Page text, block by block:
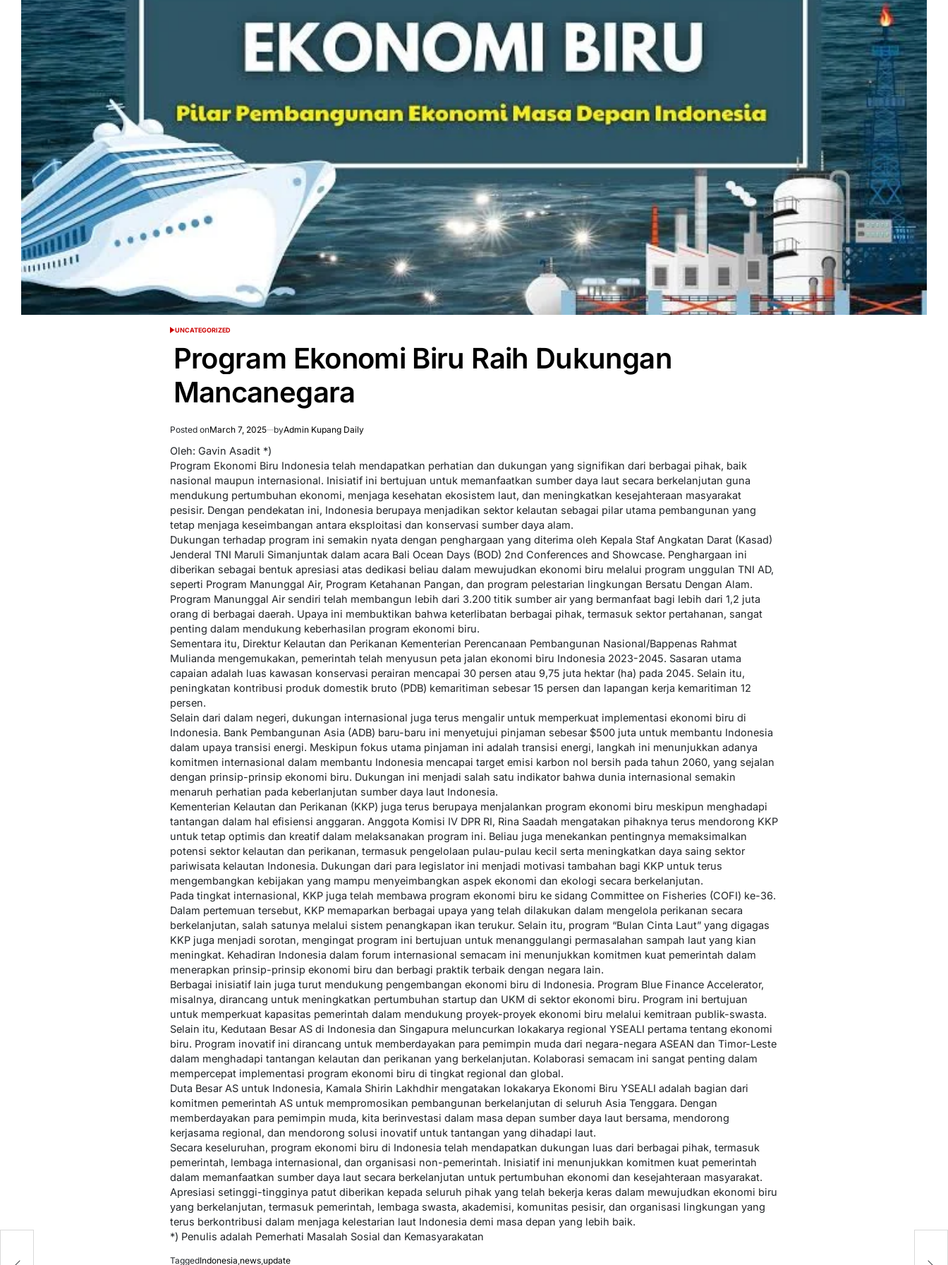
POSTED
UNCATEGORIZED
Program Ekonomi Biru Raih Dukungan
Mancanegara
Posted onMarch 7, 2025 byAdmin Kupang Daily
Oleh: Gavin Asadit *)
Program Ekonomi Biru Indonesia telah mendapatkan perhatian dan dukungan yang signifikan dari berbagai pihak, baik
nasional maupun internasional. Inisiatif ini bertujuan untuk memanfaatkan sumber daya laut secara berkelanjutan guna
mendukung pertumbuhan ekonomi, menjaga kesehatan ekosistem laut, dan meningkatkan kesejahteraan masyarakat
pesisir. Dengan pendekatan ini, Indonesia berupaya menjadikan sektor kelautan sebagai pilar utama pembangunan yang
tetap menjaga keseimbangan antara eksploitasi dan konservasi sumber daya alam.
Dukungan terhadap program ini semakin nyata dengan penghargaan yang diterima oleh Kepala Staf Angkatan Darat (Kasad)
Jenderal TNI Maruli Simanjuntak dalam acara Bali Ocean Days (BOD) 2nd Conferences and Showcase. Penghargaan ini
diberikan sebagai bentuk apresiasi atas dedikasi beliau dalam mewujudkan ekonomi biru melalui program unggulan TNI AD,
seperti Program Manunggal Air, Program Ketahanan Pangan, dan program pelestarian lingkungan Bersatu Dengan Alam.
Program Manunggal Air sendiri telah membangun lebih dari 3.200 titik sumber air yang bermanfaat bagi lebih dari 1,2 juta
orang di berbagai daerah. Upaya ini membuktikan bahwa keterlibatan berbagai pihak, termasuk sektor pertahanan, sangat
penting dalam mendukung keberhasilan program ekonomi biru.
Sementara itu, Direktur Kelautan dan Perikanan Kementerian Perencanaan Pembangunan Nasional/Bappenas Rahmat
Mulianda mengemukakan, pemerintah telah menyusun peta jalan ekonomi biru Indonesia 2023-2045. Sasaran utama
capaian adalah luas kawasan konservasi perairan mencapai 30 persen atau 9,75 juta hektar (ha) pada 2045. Selain itu,
peningkatan kontribusi produk domestik bruto (PDB) kemaritiman sebesar 15 persen dan lapangan kerja kemaritiman 12
persen.
Selain dari dalam negeri, dukungan internasional juga terus mengalir untuk memperkuat implementasi ekonomi biru di
Indonesia. Bank Pembangunan Asia (ADB) baru-baru ini menyetujui pinjaman sebesar $500 juta untuk membantu Indonesia
dalam upaya transisi energi. Meskipun fokus utama pinjaman ini adalah transisi energi, langkah ini menunjukkan adanya
komitmen internasional dalam membantu Indonesia mencapai target emisi karbon nol bersih pada tahun 2060, yang sejalan
dengan prinsip-prinsip ekonomi biru. Dukungan ini menjadi salah satu indikator bahwa dunia internasional semakin
menaruh perhatian pada keberlanjutan sumber daya laut Indonesia.
Kementerian Kelautan dan Perikanan (KKP) juga terus berupaya menjalankan program ekonomi biru meskipun menghadapi
tantangan dalam hal efisiensi anggaran. Anggota Komisi IV DPR RI, Rina Saadah mengatakan pihaknya terus mendorong KKP
untuk tetap optimis dan kreatif dalam melaksanakan program ini. Beliau juga menekankan pentingnya memaksimalkan
potensi sektor kelautan dan perikanan, termasuk pengelolaan pulau-pulau kecil serta meningkatkan daya saing sektor
pariwisata kelautan Indonesia. Dukungan dari para legislator ini menjadi motivasi tambahan bagi KKP untuk terus
mengembangkan kebijakan yang mampu menyeimbangkan aspek ekonomi dan ekologi secara berkelanjutan.
Pada tingkat internasional, KKP juga telah membawa program ekonomi biru ke sidang Committee on Fisheries (COFI) ke-36.
Dalam pertemuan tersebut, KKP memaparkan berbagai upaya yang telah dilakukan dalam mengelola perikanan secara
berkelanjutan, salah satunya melalui sistem penangkapan ikan terukur. Selain itu, program “Bulan Cinta Laut” yang digagas
KKP juga menjadi sorotan, mengingat program ini bertujuan untuk menanggulangi permasalahan sampah laut yang kian
meningkat. Kehadiran Indonesia dalam forum internasional semacam ini menunjukkan komitmen kuat pemerintah dalam
menerapkan prinsip-prinsip ekonomi biru dan berbagi praktik terbaik dengan negara lain.
Berbagai inisiatif lain juga turut mendukung pengembangan ekonomi biru di Indonesia. Program Blue Finance Accelerator,
misalnya, dirancang untuk meningkatkan pertumbuhan startup dan UKM di sektor ekonomi biru. Program ini bertujuan
untuk memperkuat kapasitas pemerintah dalam mendukung proyek-proyek ekonomi biru melalui kemitraan publik-swasta.
Selain itu, Kedutaan Besar AS di Indonesia dan Singapura meluncurkan lokakarya regional YSEALI pertama tentang ekonomi
biru. Program inovatif ini dirancang untuk memberdayakan para pemimpin muda dari negara-negara ASEAN dan Timor-Leste
dalam menghadapi tantangan kelautan dan perikanan yang berkelanjutan. Kolaborasi semacam ini sangat penting dalam
mempercepat implementasi program ekonomi biru di tingkat regional dan global.
Duta Besar AS untuk Indonesia, Kamala Shirin Lakhdhir mengatakan lokakarya Ekonomi Biru YSEALI adalah bagian dari
komitmen pemerintah AS untuk mempromosikan pembangunan berkelanjutan di seluruh Asia Tenggara. Dengan
memberdayakan para pemimpin muda, kita berinvestasi dalam masa depan sumber daya laut bersama, mendorong
kerjasama regional, dan mendorong solusi inovatif untuk tantangan yang dihadapi laut.
Secara keseluruhan, program ekonomi biru di Indonesia telah mendapatkan dukungan luas dari berbagai pihak, termasuk
pemerintah, lembaga internasional, dan organisasi non-pemerintah. Inisiatif ini menunjukkan komitmen kuat pemerintah
dalam memanfaatkan sumber daya laut secara berkelanjutan untuk pertumbuhan ekonomi dan kesejahteraan masyarakat.
Apresiasi setinggi-tingginya patut diberikan kepada seluruh pihak yang telah bekerja keras dalam mewujudkan ekonomi biru
yang berkelanjutan, termasuk pemerintah, lembaga swasta, akademisi, komunitas pesisir, dan organisasi lingkungan yang
terus berkontribusi dalam menjaga kelestarian laut Indonesia demi masa depan yang lebih baik.
*) Penulis adalah Pemerhati Masalah Sosial dan Kemasyarakatan
TaggedIndonesia,news,update